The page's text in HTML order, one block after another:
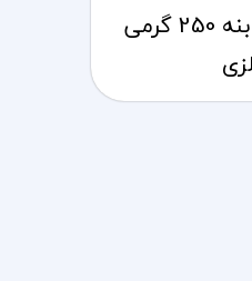
شکلات مغز بنه 250 گرمی